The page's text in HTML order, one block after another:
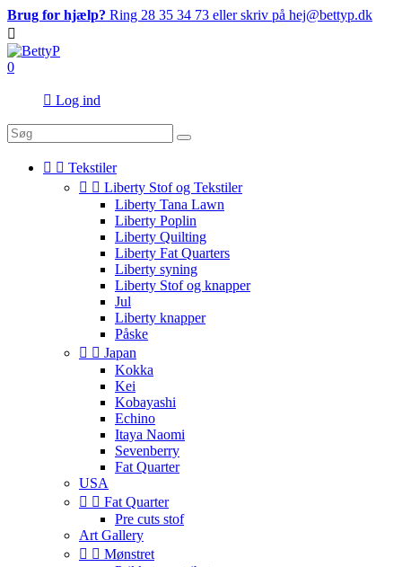
Brug for hjælp? Ring 28 35 34 73 eller skriv på hej@bettyp.dk

0
 Log ind
  Tekstiler
  Liberty Stof og Tekstiler
Liberty Tana Lawn
Liberty Poplin
Liberty Quilting
Liberty Fat Quarters
Liberty syning
Liberty Stof og knapper
Jul
Liberty knapper
Påske
  Japan
Kokka
Kei
Kobayashi
Echino
Itaya Naomi
Sevenberry
Fat Quarter
USA
  Fat Quarter
Pre cuts stof
Art Gallery
  Mønstret